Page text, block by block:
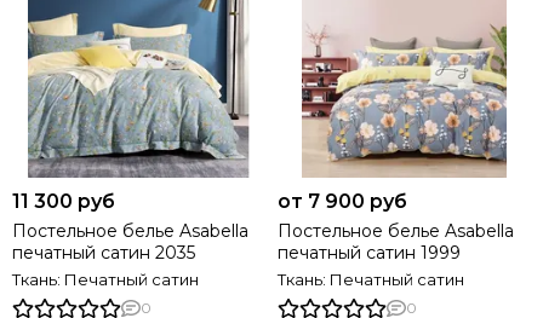
11 300 руб
Постельное белье Asabella
печатный сатин 2035
Ткань: Печатный сатин
0
от 7 900 руб
Постельное белье Asabella
печатный сатин 1999
Ткань: Печатный сатин
0